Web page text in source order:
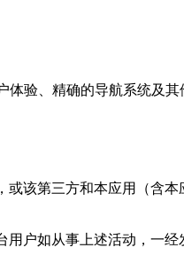
验、精确的导航系统及其
该第三方和本应用（含
户如从事上述活动，一经